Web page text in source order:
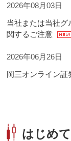
2026年08月03日
当社または当社グ
関するご注意
2026年06月26日
岡三オンライン証
はじめ